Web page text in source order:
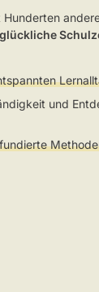
Hunderten
glückliche
und
fundierte